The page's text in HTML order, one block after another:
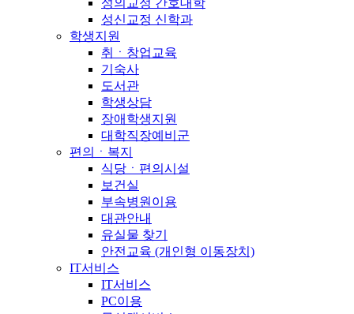
성신교정 신학과
학생지원
취ㆍ창업교육
기숙사
도서관
학생상담
장애학생지원
대학직장예비군
편의ㆍ복지
식당ㆍ편의시설
보건실
부속병원이용
대관안내
유실물 찾기
안전교육 (개인형 이동장치)
IT서비스
IT서비스
PC이용